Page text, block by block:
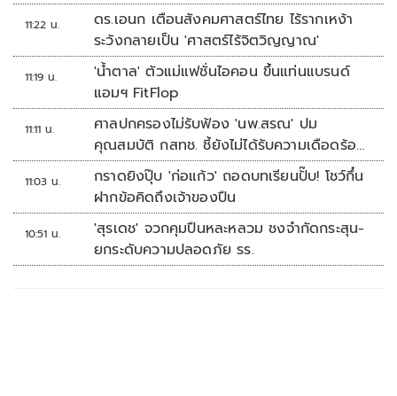
11:22 น.
ดร.เอนก เตือนสังคมศาสตร์ไทย ไร้รากเหง้า
ระวังกลายเป็น 'ศาสตร์ไร้จิตวิญญาณ'
11:19 น.
'น้ำตาล' ตัวแม่แฟชั่นไอคอน ขึ้นแท่นแบรนด์
แอมฯ FitFlop
11:11 น.
ศาลปกครองไม่รับฟ้อง 'นพ.สรณ' ปม
คุณสมบัติ กสทช. ชี้ยังไม่ได้รับความเดือดร้อน
เสียหาย
11:03 น.
กราดยิงปุ๊บ 'ก่อแก้ว' ถอดบทเรียนปั๊บ! โชว์กึ๋น
ฝากข้อคิดถึงเจ้าของปืน
10:51 น.
'สุรเดช' จวกคุมปืนหละหลวม ชงจำกัดกระสุน-
ยกระดับความปลอดภัย รร.